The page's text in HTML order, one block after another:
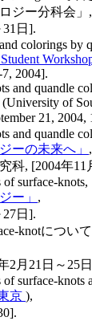
ロジー分科会」,
31日].
colorings by
2004].
and quandle
(University of
21, 2004,
and quandle
ーの未来へ」 ,
科, [2004年11
surface-knots,
ー」 ,
日].
knotについ
2月21日～25
surface-knots
京 ),